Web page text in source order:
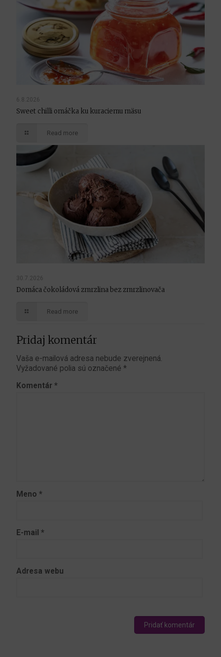
6.8.2026
Sweet chilli omáčka ku kuraciemu mäsu
Read more
30.7.2026
Domáca čokoládová zmrzlina bez zmrzlinovača
Read more
Pridaj komentár
Vaša e-mailová adresa nebude zverejnená.
Vyžadované polia sú označené *
Komentár *
Meno *
E-mail *
Adresa webu